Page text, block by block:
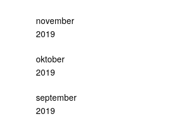
november
2019
oktober
2019
september
2019